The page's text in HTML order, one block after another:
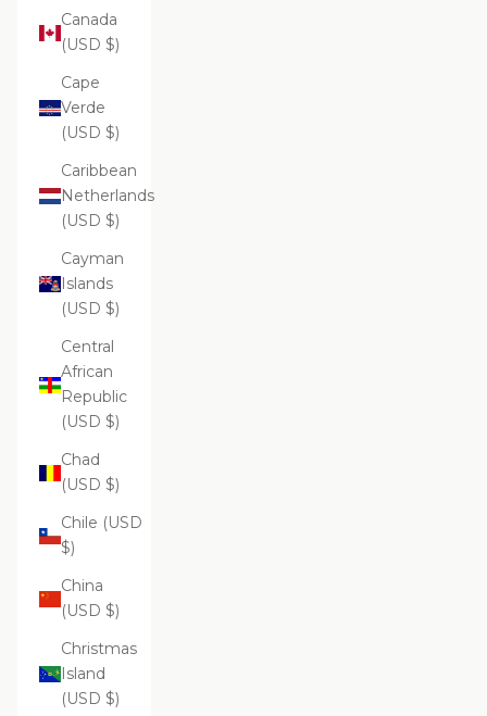
Canada
(USD $)
Cape
Verde
(USD $)
Caribbean
Netherlands
(USD $)
Cayman
Islands
(USD $)
Central
African
Republic
(USD $)
Chad
(USD $)
Chile (USD
$)
China
(USD $)
Christmas
Island
(USD $)